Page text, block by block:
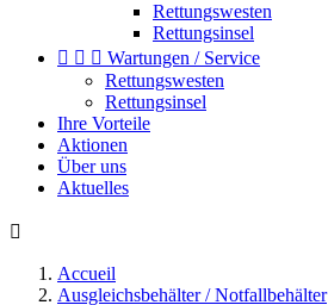
Rettungswesten
Rettungsinsel
   Wartungen / Service
Rettungswesten
Rettungsinsel
Ihre Vorteile
Aktionen
Über uns
Aktuelles

Accueil
Ausgleichsbehälter / Notfallbehälter